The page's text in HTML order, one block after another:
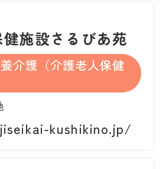
施設さるびあ苑
介護（介護老人保健
kushikino.jp/